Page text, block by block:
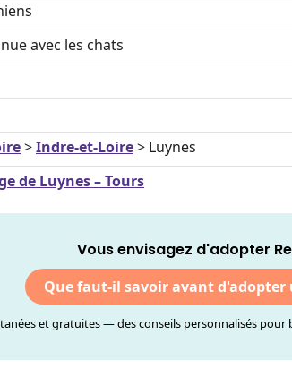
avec les chats
>Indre-et-Loire> Luynes
de Luynes – Tours
Vous envisagez d'adopter
Que faut-il savoir avant d'adopter
et gratuites — des conseils personnalisés